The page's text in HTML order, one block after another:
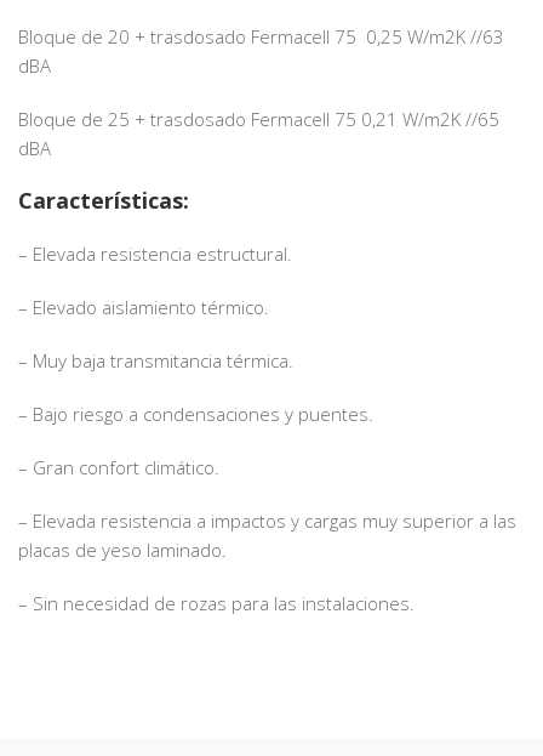
Bloque de 20 + trasdosado Fermacell 75 0,25 W/m2K //63
dBA
Bloque de 25 + trasdosado Fermacell 75 0,21 W/m2K //65
dBA
Características:
– Elevada resistencia estructural.
– Elevado aislamiento térmico.
– Muy baja transmitancia térmica.
– Bajo riesgo a condensaciones y puentes.
– Gran confort climático.
– Elevada resistencia a impactos y cargas muy superior a las
placas de yeso laminado.
– Sin necesidad de rozas para las instalaciones.